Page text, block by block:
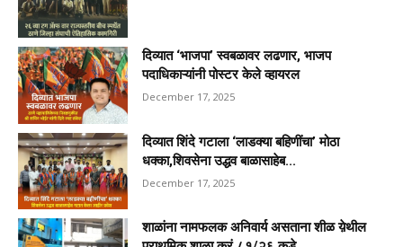
दिव्यात ‘भाजपा’ स्वबळावर लढणार, भाजप
पदाधिकाऱ्यांनी पोस्टर केले व्हायरल
December 17, 2025
दिव्यात शिंदे गटाला ‘लाडक्या बहिणींचा’ मोठा
धक्का,शिवसेना उद्धव बाळासाहेब...
December 17, 2025
शाळांना नामफलक अनिवार्य असताना शीळ य़ेथील